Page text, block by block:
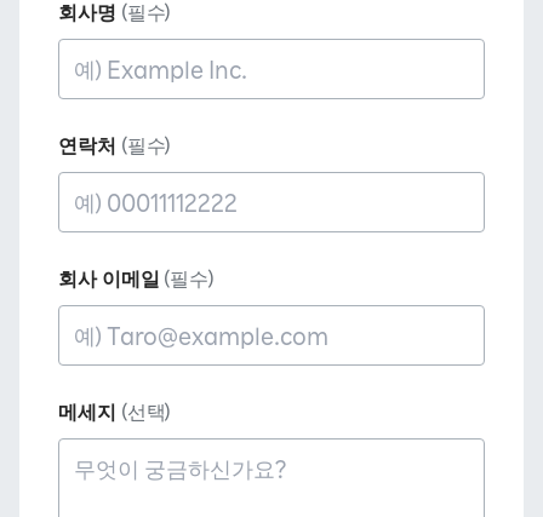
회사명 (필수)
연락처 (필수)
회사 이메일 (필수)
메세지 (선택)